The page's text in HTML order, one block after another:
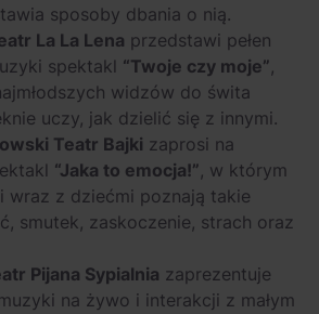
sposoby dbania o nią.
La La Lena przedstawi pełen
spektakl “Twoje czy moje”,
widzów do świta
uczy, jak dzielić się z innymi.
Teatr Bajki zaprosi na
“Jaka to emocja!”, w którym
wraz z dziećmi poznają takie
smutek, zaskoczenie, strach oraz
Pijana Sypialnia zaprezentuje
na żywo i interakcji z małym